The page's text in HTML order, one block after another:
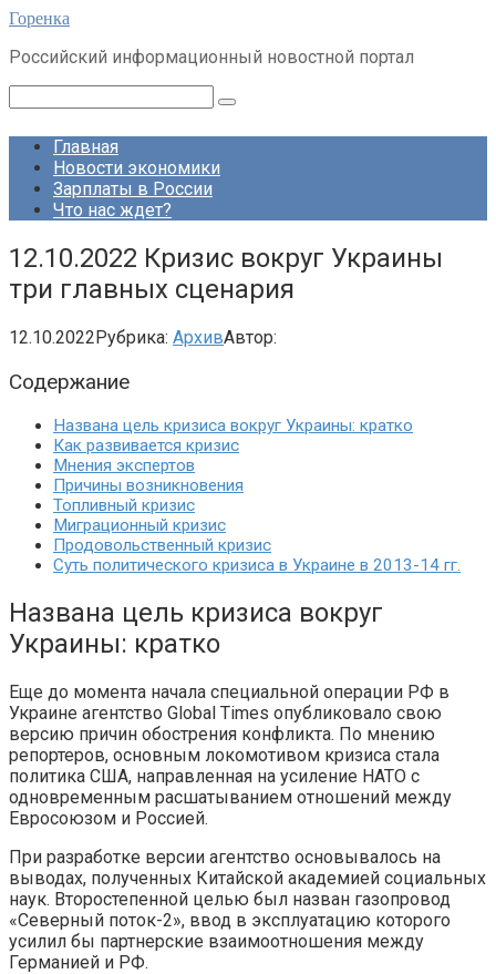
Перейти
контенту
Горенка
Российский информационный новостной портал
Главная
Новости экономики
Зарплаты в России
Что нас ждет?
12.10.2022 Кризис вокруг Украины
три главных сценария
12.10.2022Рубрика: АрхивАвтор:
Содержание
Названа цель кризиса вокруг Украины: кратко
Как развивается кризис
Мнения экспертов
Причины возникновения
Топливный кризис
Миграционный кризис
Продовольственный кризис
Суть политического кризиса в Украине в 2013-14 гг.
Названа цель кризиса вокруг
Украины: кратко
Еще до момента начала специальной операции РФ в
Украине агентство Global Times опубликовало свою
версию причин обострения конфликта. По мнению
репортеров, основным локомотивом кризиса стала
политика США, направленная на усиление НАТО с
одновременным расшатыванием отношений между
Евросоюзом и Россией.
При разработке версии агентство основывалось на
выводах, полученных Китайской академией социальных
наук. Второстепенной целью был назван газопровод
«Северный поток-2», ввод в эксплуатацию которого
усилил бы партнерские взаимоотношения между
Германией и РФ.